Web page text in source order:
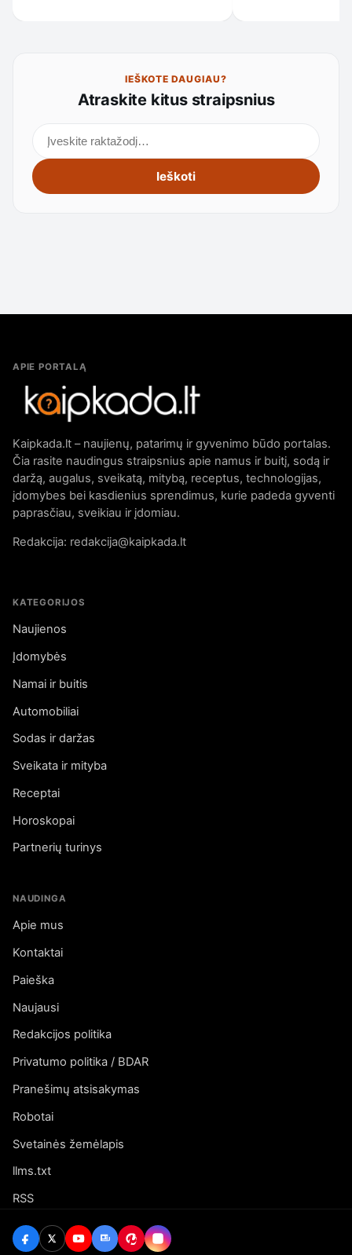
IEŠKOTE DAUGIAU?
Atraskite kitus straipsnius
Ieškoti
APIE PORTALĄ
Kaipkada.lt – naujienų, patarimų ir gyvenimo būdo portalas.
Čia rasite naudingus straipsnius apie namus ir buitį, sodą ir
daržą, augalus, sveikatą, mitybą, receptus, technologijas,
įdomybes bei kasdienius sprendimus, kurie padeda gyventi
paprasčiau, sveikiau ir įdomiau.
Redakcija: redakcija@kaipkada.lt
KATEGORIJOS
Naujienos
Įdomybės
Namai ir buitis
Automobiliai
Sodas ir daržas
Sveikata ir mityba
Receptai
Horoskopai
Partnerių turinys
NAUDINGA
Apie mus
Kontaktai
Paieška
Naujausi
Redakcijos politika
Privatumo politika / BDAR
Pranešimų atsisakymas
Robotai
Svetainės žemėlapis
llms.txt
RSS